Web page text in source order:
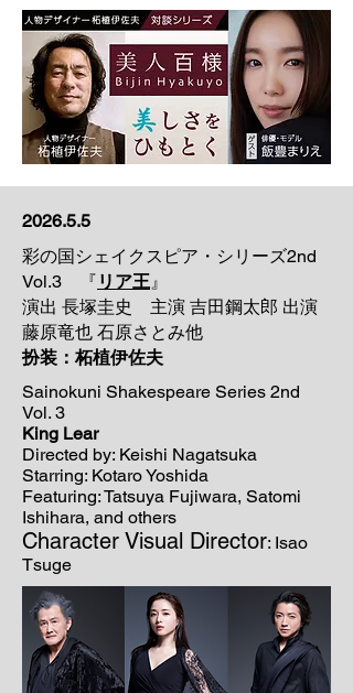
2026.5.5
彩の国シェイクスピア・シリーズ2nd
Vol.3 『 リア王』
演出 長塚圭史 主演 吉田鋼太郎 出演
藤原竜也 石原さとみ他
扮装：柘植伊佐夫
Sainokuni Shakespeare Series 2nd
Vol. 3
King Lear
Directed by: Keishi Nagatsuka
Starring: Kotaro Yoshida
Featuring: Tatsuya Fujiwara, Satomi
Ishihara, and others
Character Visual Director: Isao
Tsuge